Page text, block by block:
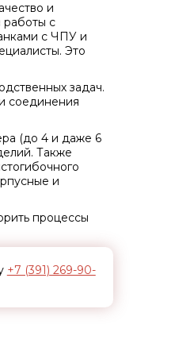
и
работы с
с ЧПУ и
Это
задач.
соединения
(до 4 и даже 6
Также
и
процессы
+7 (391) 269-90-